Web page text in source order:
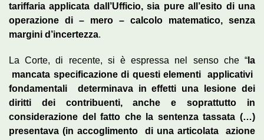
tariffaria applicata dall’Ufficio, sia pure all’esito di una
operazione di – mero – calcolo matematico, senza
margini d’incertezza.
La Corte, di recente, si è espressa nel senso che “ la
mancata specificazione di questi elementi applicativi
fondamentali determinava in effetti una lesione dei
diritti dei contribuenti, anche e soprattutto in
considerazione del fatto che la sentenza tassata (…)
presentava (in accoglimento di una articolata azione